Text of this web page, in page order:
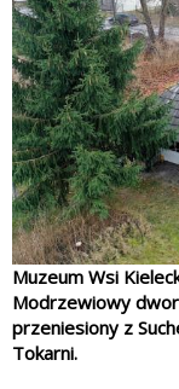
Muzeum Wsi
Modrzewiowy
przeniesiony z
Tokarni.